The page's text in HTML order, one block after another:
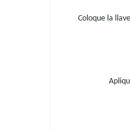
Coloque la